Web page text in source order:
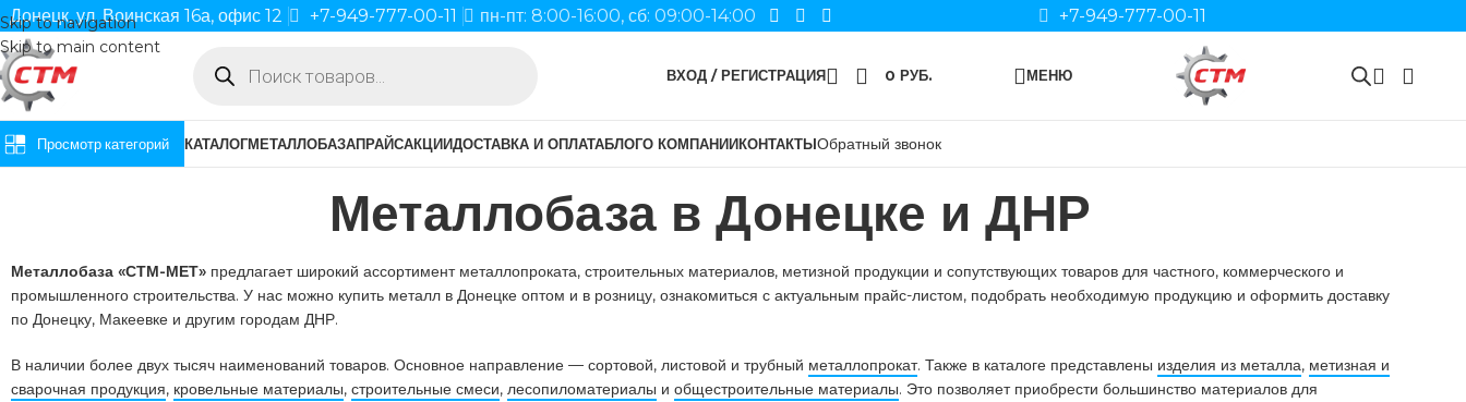
Skip to navigation
Skip to main content
Донецк, ул. Воинская 16а, офис 12 +7-949-777-00-11 пн-пт: 8:00-16:00, сб: 09:00-14:00 +7-949-777-00-11
ВХОД / РЕГИСТРАЦИЯ 0 РУБ. МЕНЮ
Просмотр категорий КАТАЛОГМЕТАЛЛОБАЗАПРАЙСАКЦИИДОСТАВКА И ОПЛАТАБЛОГО КОМПАНИИКОНТАКТЫОбратный звонок
Металлобаза в Донецке и ДНР
Металлобаза «СТМ-МЕТ» предлагает широкий ассортимент металлопроката, строительных материалов, метизной продукции и сопутствующих товаров для частного, коммерческого и
промышленного строительства. У нас можно купить металл в Донецке оптом и в розницу, ознакомиться с актуальным прайс-листом, подобрать необходимую продукцию и оформить доставку
по Донецку, Макеевке и другим городам ДНР.
В наличии более двух тысяч наименований товаров. Основное направление — сортовой, листовой и трубный металлопрокат. Также в каталоге представлены изделия из металла, метизная и
сварочная продукция, кровельные материалы, строительные смеси, лесопиломатериалы и общестроительные материалы. Это позволяет приобрести большинство материалов для